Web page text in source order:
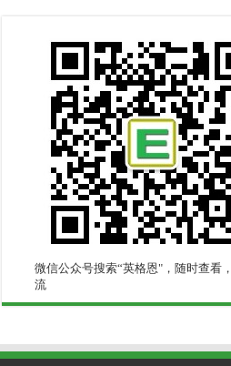
微信公众号搜索“英格恩"，随时查看
流